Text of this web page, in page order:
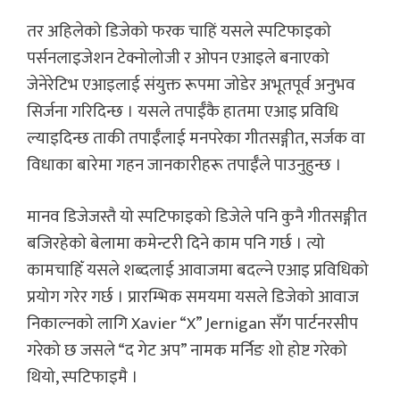
तर अहिलेको डिजेको फरक चाहिं यसले स्पटिफाइको
पर्सनलाइजेशन टेक्नोलोजी र ओपन एआइले बनाएको
जेनेरेटिभ एआइलाई संयुक्त रूपमा जोडेर अभूतपूर्व अनुभव
सिर्जना गरिदिन्छ । यसले तपाईँकै हातमा एआइ प्रविधि
ल्याइदिन्छ ताकी तपाईँलाई मनपरेका गीतसङ्गीत, सर्जक वा
विधाका बारेमा गहन जानकारीहरू तपाईँले पाउनुहुन्छ ।
मानव डिजेजस्तै यो स्पटिफाइको डिजेले पनि कुनै गीतसङ्गीत
बजिरहेको बेलामा कमेन्टरी दिने काम पनि गर्छ । त्यो
कामचाहिँ यसले शब्दलाई आवाजमा बदल्ने एआइ प्रविधिको
प्रयोग गरेर गर्छ । प्रारम्भिक समयमा यसले डिजेको आवाज
निकाल्नको लागि Xavier “X” Jernigan सँग पार्टनरसीप
गरेको छ जसले “द गेट अप” नामक मर्निङ शो होष्ट गरेको
थियो, स्पटिफाइमै ।